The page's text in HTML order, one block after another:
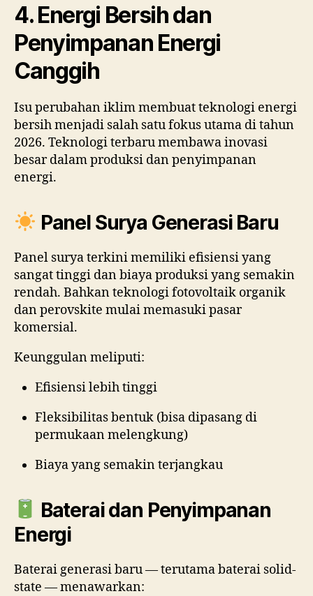
4. Energi Bersih dan
Penyimpanan Energi
Canggih
Isu perubahan iklim membuat teknologi energi
bersih menjadi salah satu fokus utama di tahun
2026. Teknologi terbaru membawa inovasi
besar dalam produksi dan penyimpanan
energi.
Panel Surya Generasi Baru
Panel surya terkini memiliki efisiensi yang
sangat tinggi dan biaya produksi yang semakin
rendah. Bahkan teknologi fotovoltaik organik
dan perovskite mulai memasuki pasar
komersial.
Keunggulan meliputi:
Efisiensi lebih tinggi
Fleksibilitas bentuk (bisa dipasang di
permukaan melengkung)
Biaya yang semakin terjangkau
Baterai dan Penyimpanan
Energi
Baterai generasi baru — terutama baterai solid-
state — menawarkan: